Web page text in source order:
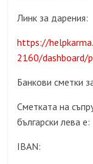
Линк за дарения:
https://
2160/dashboard/
Банкови сметки
Сметката на
български лева е:
IBAN: